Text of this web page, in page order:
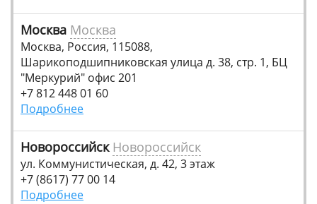
Москва Москва
Москва, Россия, 115088,
Шарикоподшипниковская улица д. 38, стр. 1, БЦ
"Меркурий" офис 201
+7 812 448 01 60
Подробнее
Новороссийск Новороссийск
ул. Коммунистическая, д. 42, 3 этаж
+7 (8617) 77 00 14
Подробнее